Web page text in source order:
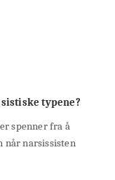
typene?
spenner fra å
når narsissisten